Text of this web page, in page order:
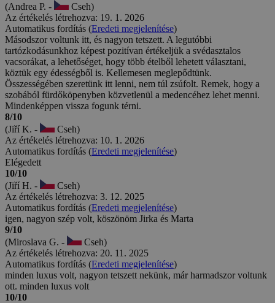
(Andrea P. -
Cseh)
Az értékelés létrehozva: 19. 1. 2026
Automatikus fordítás (Eredeti megjelenítése)
Másodszor voltunk itt, és nagyon tetszett. A legutóbbi
tartózkodásunkhoz képest pozitívan értékeljük a svédasztalos
vacsorákat, a lehetőséget, hogy több ételből lehetett választani,
köztük egy édességből is. Kellemesen meglepődtünk.
Összességében szeretünk itt lenni, nem túl zsúfolt. Remek, hogy a
szobából fürdőköpenyben közvetlenül a medencéhez lehet menni.
Mindenképpen vissza fogunk térni.
8/10
(Jiří K. -
Cseh)
Az értékelés létrehozva: 10. 1. 2026
Automatikus fordítás (Eredeti megjelenítése)
Elégedett
10/10
(Jiří H. -
Cseh)
Az értékelés létrehozva: 3. 12. 2025
Automatikus fordítás (Eredeti megjelenítése)
igen, nagyon szép volt, köszönöm Jirka és Marta
9/10
(Miroslava G. -
Cseh)
Az értékelés létrehozva: 20. 11. 2025
Automatikus fordítás (Eredeti megjelenítése)
minden luxus volt, nagyon tetszett nekünk, már harmadszor voltunk
ott. minden luxus volt
10/10